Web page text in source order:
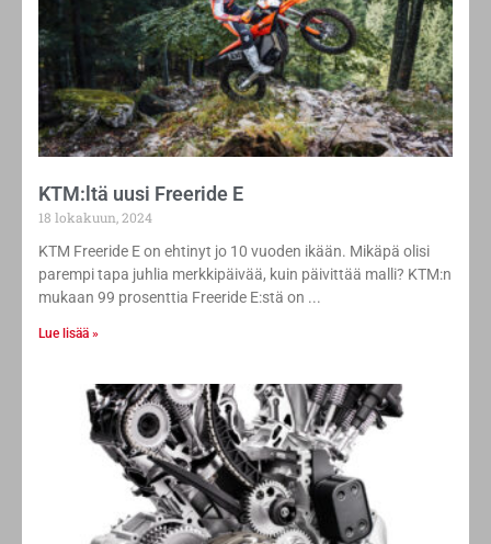
KTM:ltä uusi Freeride E
18 lokakuun, 2024
KTM Freeride E on ehtinyt jo 10 vuoden ikään. Mikäpä olisi
parempi tapa juhlia merkkipäivää, kuin päivittää malli? KTM:n
mukaan 99 prosenttia Freeride E:stä on
Lue lisää »